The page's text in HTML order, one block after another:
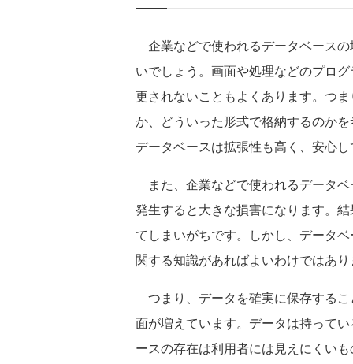
企業などで使われるデータベース
いでしょう。画面や処理などのプロ
更されないこともよくあります。つ
か、どういった形式で格納するのか
データベースは拡張性も高く、安心
また、企業などで使われるデータ
発生すると大きな損害になります。
てしまいがちです。しかし、データ
関する知識があればよいわけではあ
つまり、データを確実に保存する
面が増えています。データは持って
ースの存在は利用者には見えにくい